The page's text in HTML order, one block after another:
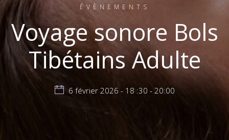
ÉVÈNEMENTS
Voyage sonore Bols
Tibétains Adulte
6 février 2026 - 18 :30 - 20:00